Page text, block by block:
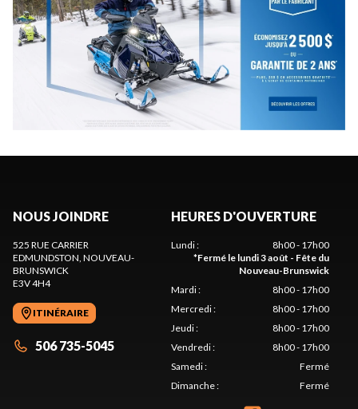
NOUS JOINDRE
525 RUE CARRIER
EDMUNDSTON, NOUVEAU-
BRUNSWICK
E3V 4H4
ITINÉRAIRE
506 735-5045
HEURES D'OUVERTURE
Lundi:
8h00 - 17h00
*Fermé le lundi 3 août - Fête du
Nouveau-Brunswick
Mardi:
8h00 - 17h00
Mercredi:
8h00 - 17h00
Jeudi:
8h00 - 17h00
Vendredi:
8h00 - 17h00
Samedi:
Fermé
Dimanche: Fermé